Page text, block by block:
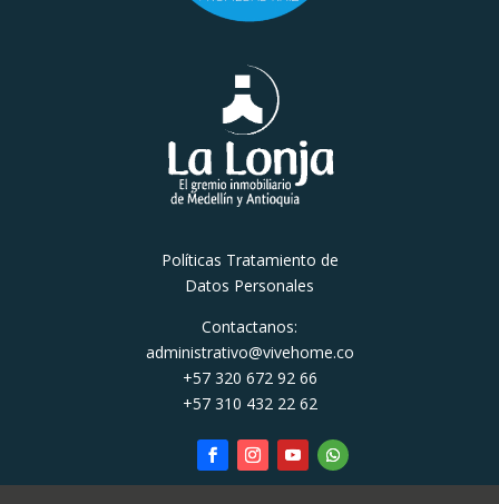
Políticas Tratamiento de
Datos Personales
Contactanos:
administrativo@vivehome.co
+57 320 672 92 66
+57 310 432 22 62